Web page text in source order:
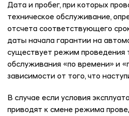
Дата и пробег, при которых
техническое обслуживание,
отсчета соответствующего
даты начала гарантии на
существует режим проведения
обслуживания «по времени» и
зависимости от того, что
В случае если условия
приводят к смене режима